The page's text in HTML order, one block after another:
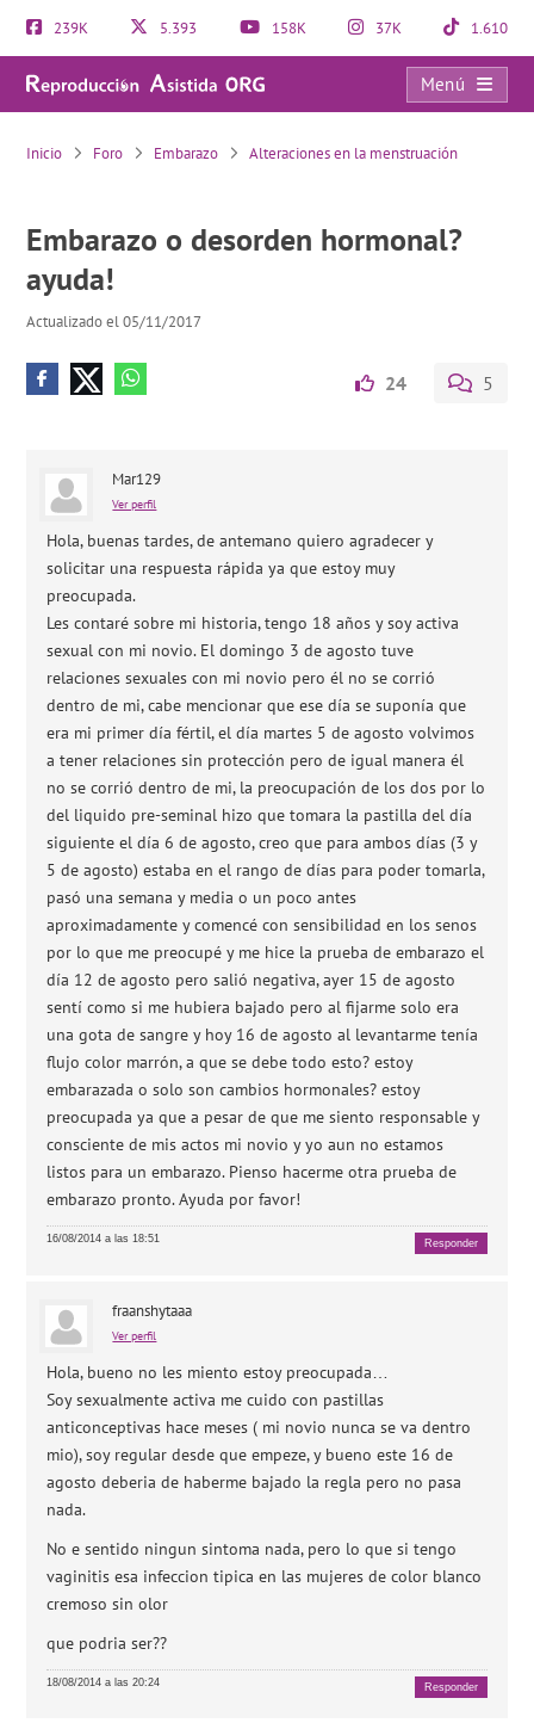
239K 5.393 158K 37K 1.610
Menú
Embarazo o desorden hormonal? ayuda!
Inicio Foro Embarazo Alteraciones en la menstruación
Embarazo o desorden hormonal?
ayuda!
Actualizado el 05/11/2017
24 5
Mar129
Ver perfil
Hola, buenas tardes, de antemano quiero agradecer y
solicitar una respuesta rápida ya que estoy muy
preocupada.
Les contaré sobre mi historia, tengo 18 años y soy activa
sexual con mi novio. El domingo 3 de agosto tuve
relaciones sexuales con mi novio pero él no se corrió
dentro de mi, cabe mencionar que ese día se suponía que
era mi primer día fértil, el día martes 5 de agosto volvimos
a tener relaciones sin protección pero de igual manera él
no se corrió dentro de mi, la preocupación de los dos por lo
del liquido pre-seminal hizo que tomara la pastilla del día
siguiente el día 6 de agosto, creo que para ambos días (3 y
5 de agosto) estaba en el rango de días para poder tomarla,
pasó una semana y media o un poco antes
aproximadamente y comencé con sensibilidad en los senos
por lo que me preocupé y me hice la prueba de embarazo el
día 12 de agosto pero salió negativa, ayer 15 de agosto
sentí como si me hubiera bajado pero al fijarme solo era
una gota de sangre y hoy 16 de agosto al levantarme tenía
flujo color marrón, a que se debe todo esto? estoy
embarazada o solo son cambios hormonales? estoy
preocupada ya que a pesar de que me siento responsable y
consciente de mis actos mi novio y yo aun no estamos
listos para un embarazo. Pienso hacerme otra prueba de
embarazo pronto. Ayuda por favor!
16/08/2014 a las 18:51 Responder
fraanshytaaa
Ver perfil
Hola, bueno no les miento estoy preocupada…
Soy sexualmente activa me cuido con pastillas
anticonceptivas hace meses ( mi novio nunca se va dentro
mio), soy regular desde que empeze, y bueno este 16 de
agosto deberia de haberme bajado la regla pero no pasa
nada.
No e sentido ningun sintoma nada, pero lo que si tengo
vaginitis esa infeccion tipica en las mujeres de color blanco
cremoso sin olor
que podria ser??
18/08/2014 a las 20:24 Responder